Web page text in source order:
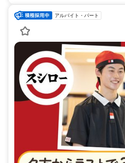
アルバイト・パート